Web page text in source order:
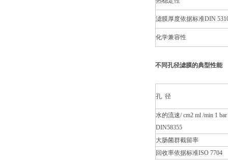
滤膜厚度依据标准DIN
化学兼容性
不同孔径滤膜的典型性能
孔 径
水的流速/ cm2 ml /min 1
DIN58355
大肠菌群截留率
回收率依据标准ISO 7704